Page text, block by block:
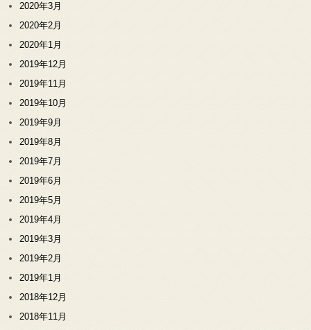
2020年3月
2020年2月
2020年1月
2019年12月
2019年11月
2019年10月
2019年9月
2019年8月
2019年7月
2019年6月
2019年5月
2019年4月
2019年3月
2019年2月
2019年1月
2018年12月
2018年11月